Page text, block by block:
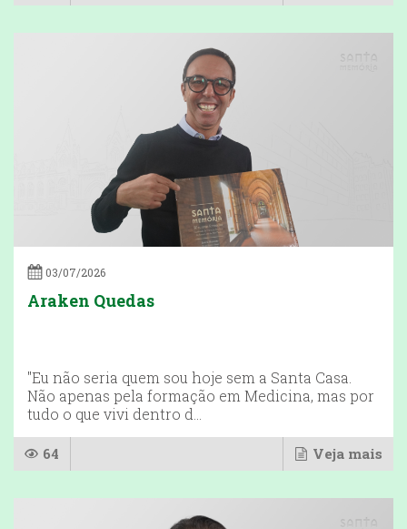
03/07/2026
Araken Quedas
"Eu não seria quem sou hoje sem a Santa Casa.
Não apenas pela formação em Medicina, mas por
tudo o que vivi dentro d...
64 Veja mais